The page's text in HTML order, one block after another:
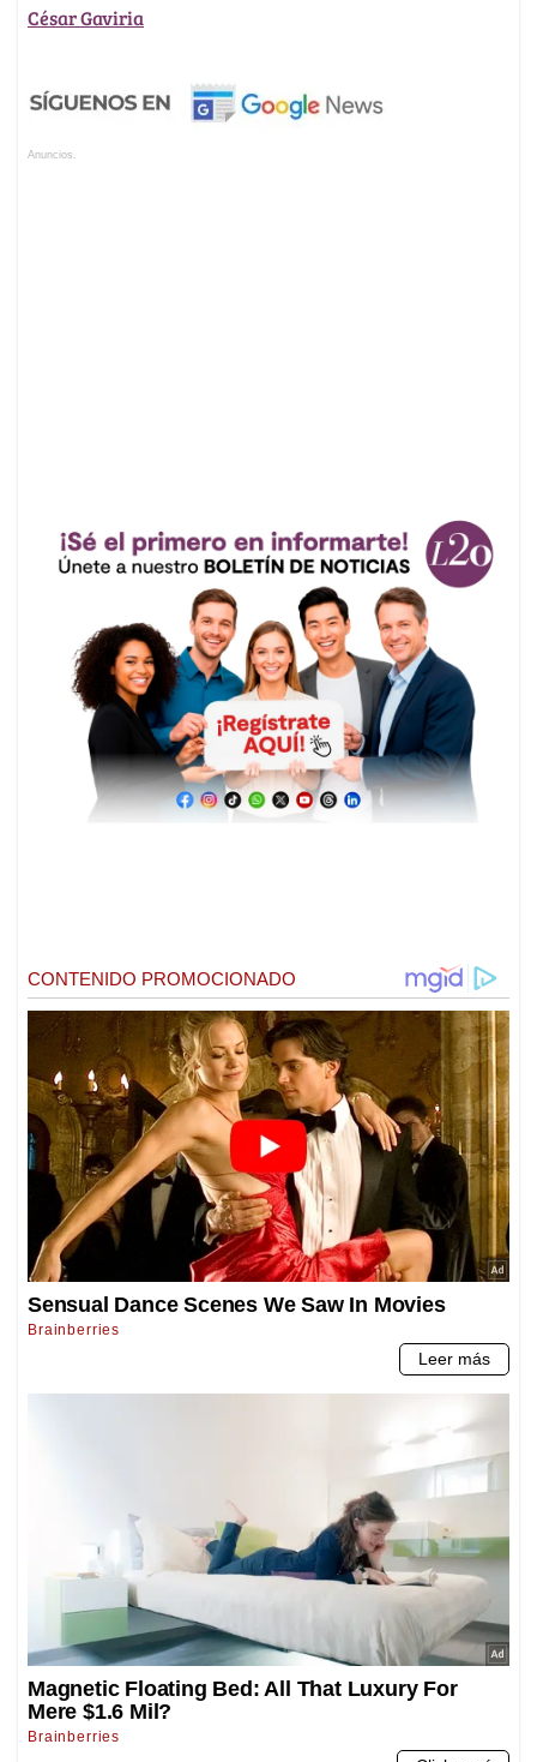
César Gaviria
Anuncios.